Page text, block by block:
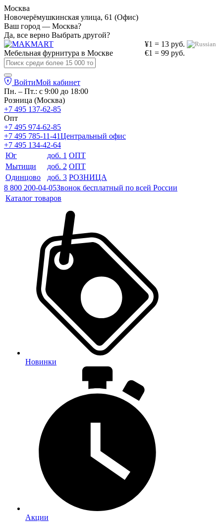
Москва
Новочерёмушкинская улица, 61 (Офис)
Ваш город — Москва?
Да, все верно Выбрать другой?
¥1 = 13 руб.
€1 = 99 руб.
Мебельная фурнитура в Москве
ВойтиМой кабинет
Пн. – Пт.: с 9:00 до 18:00
Розница (Москва)
+7 495 137-62-85
Опт
+7 495 974-62-85
+7 495 785-11-41Центральный офис
+7 495 134-42-64
Юг
доб. 1 ОПТ
Мытищи
доб. 2 ОПТ
Одинцово
доб. 3 РОЗНИЦА
8 800 200-04-05Звонок бесплатный по всей России
Каталог товаров
Новинки
Акции